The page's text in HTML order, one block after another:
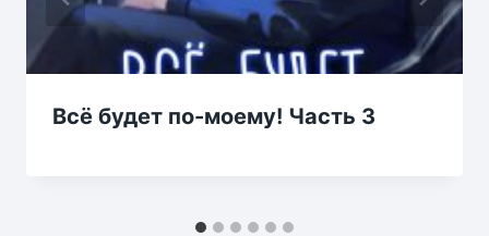
Всё будет по-моему! Часть 3